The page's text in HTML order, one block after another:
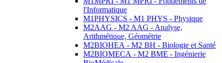
l'Informatique
M1PHYSICS - M1 PHYS - Physique
M2AAG - M2 AAG - Analyse,
Arithmétique, Géométrie
M2BIOHEA - M2 BH - Biologie et Santé
M2BIOMECA - M2 BME - Ingénierie